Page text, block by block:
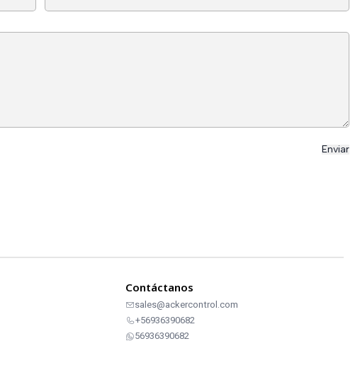
Contáctanos
sales@ackercontrol.com
+56936390682
56936390682